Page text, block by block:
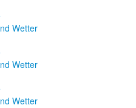
Wetter
Wetter
Wetter